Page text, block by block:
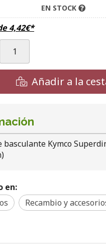
EN STOCK
4,42€*
Añadir a la
basculante Kymco
en:
Recambio y